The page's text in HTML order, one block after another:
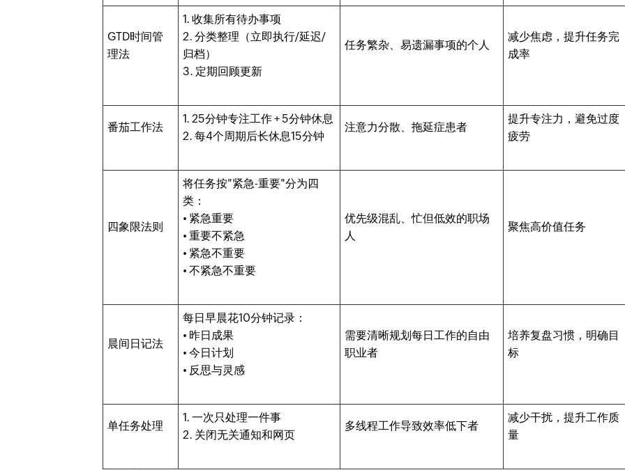
GTD时间管
理法
1. 收集所有待办事项
2. 分类整理（立即执行/延迟/
归档）
3. 定期回顾更新
任务繁杂、易遗漏事项的个人
减少焦虑，提升任务完
成率
番茄工作法
1. 25分钟专注工作 + 5分钟休息
2. 每4个周期后长休息15分钟
注意力分散、拖延症患者
提升专注力，避免过度
疲劳
四象限法则
将任务按"紧急-重要"分为四
类：
• 紧急重要
• 重要不紧急
• 紧急不重要
• 不紧急不重要
优先级混乱、忙但低效的职场
人
聚焦高价值任务
晨间日记法
每日早晨花10分钟记录：
• 昨日成果
• 今日计划
• 反思与灵感
需要清晰规划每日工作的自由
职业者
培养复盘习惯，明确目
标
单任务处理
1. 一次只处理一件事
2. 关闭无关通知和网页
多线程工作导致效率低下者
减少干扰，提升工作质
量